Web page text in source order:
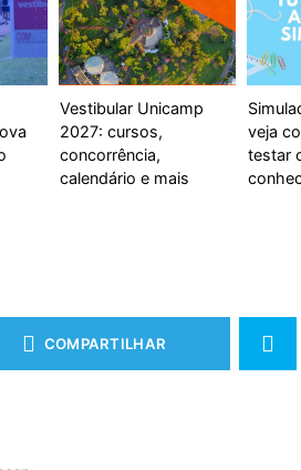
Vestibular Unicamp
2027: cursos,
concorrência,
calendário e mais
veja
testar
COMPARTILHAR